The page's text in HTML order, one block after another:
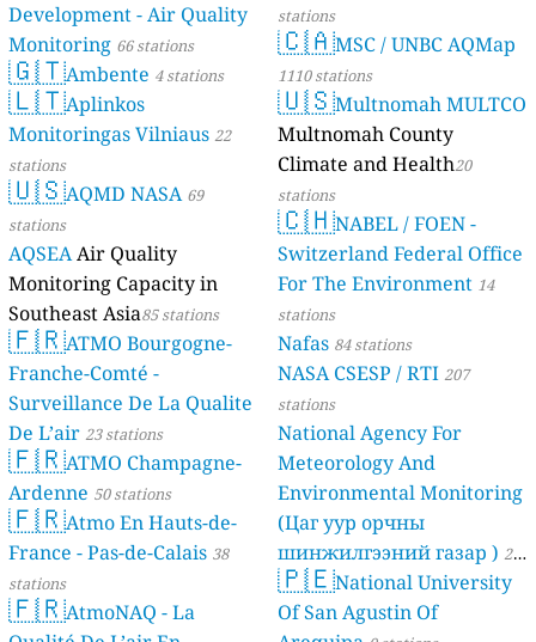
Development - Air Quality
Monitoring 66 stations
🇬🇹Ambente 4 stations
🇱🇹Aplinkos
Monitoringas Vilniaus 22
stations
🇺🇸AQMD NASA 69
stations
AQSEAAir Quality
Monitoring Capacity in
Southeast Asia85 stations
🇫🇷ATMO Bourgogne-
Franche-Comté -
Surveillance De La Qualite
De L’air 23 stations
🇫🇷ATMO Champagne-
Ardenne 50 stations
🇫🇷Atmo En Hauts-de-
France - Pas-de-Calais 38
stations
🇫🇷AtmoNAQ - La
stations
🇨🇦MSC / UNBC AQMap
1110 stations
🇺🇸Multnomah MULTCO
Multnomah County
Climate and Health20
stations
🇨🇭NABEL / FOEN -
Switzerland Federal Office
For The Environment 14
stations
Nafas 84 stations
NASA CSESP / RTI 207
stations
National Agency For
Meteorology And
Environmental Monitoring
(Цаг уур орчны
шинжилгээний газар ) 21
stations
🇵🇪National University
Of San Agustin Of